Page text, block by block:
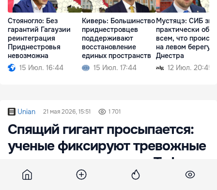
Стояногло: Без
гарантий Гагаузии
реинтеграция
Приднестровья
невозможна
15 Июл. 16:44
Киверь: Большинство
приднестровцев
поддерживают
восстановление
единых пространств
15 Июл. 17:44
Мустяцэ: СИБ
практически обо
всем, что
на левом берегу
Днестра
12 Июл. 20:45
Unian 21 мая 2026, 15:51 1 701
Спящий гигант просыпается:
ученые фиксируют тревожные
изменения на вулкане Тафтан